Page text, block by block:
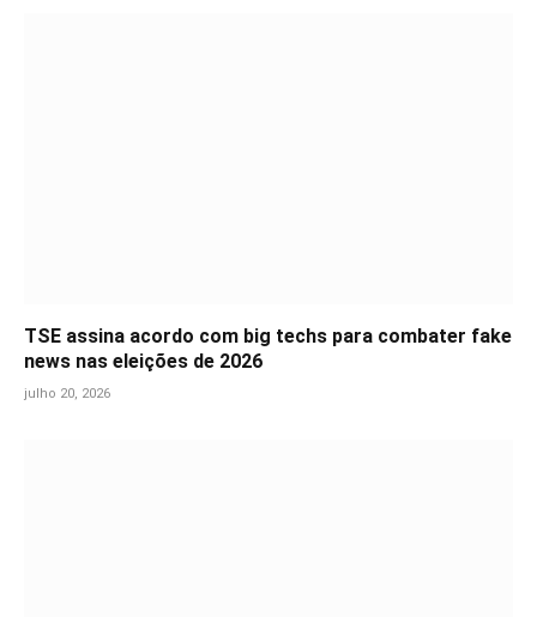
TSE assina acordo com big techs para combater fake
news nas eleições de 2026
julho 20, 2026